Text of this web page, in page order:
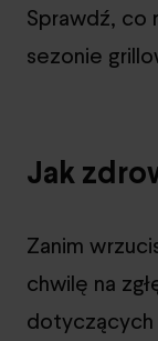
Sprawdź, co
sezonie
Jak
Zanim
chwilę na
dotyczących